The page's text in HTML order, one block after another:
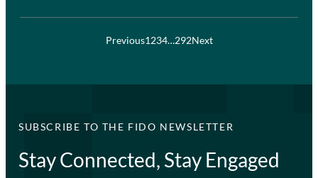
Previous1234…292Next
SUBSCRIBE TO THE FIDO NEWSLETTER
Stay Connected, Stay Engaged